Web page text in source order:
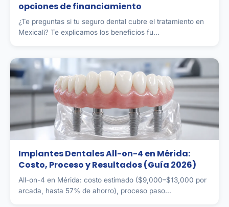
opciones de financiamiento
¿Te preguntas si tu seguro dental cubre el tratamiento en
Mexicali? Te explicamos los beneficios fu...
Implantes Dentales All-on-4 en Mérida:
Costo, Proceso y Resultados (Guía 2026)
All-on-4 en Mérida: costo estimado ($9,000–$13,000 por
arcada, hasta 57% de ahorro), proceso paso...